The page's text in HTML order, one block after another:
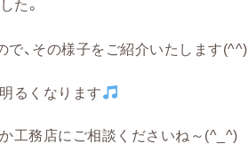
で、その様子をご紹介いたします(^^)
るくなります
工務店にご相談くださいね～(^_^)